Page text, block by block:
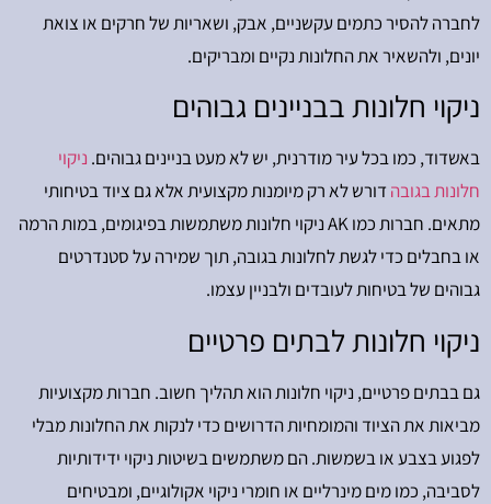
לחברה להסיר כתמים עקשניים, אבק, ושאריות של חרקים או צואת
יונים, ולהשאיר את החלונות נקיים ומבריקים.
ניקוי חלונות בבניינים גבוהים
באשדוד, כמו בכל עיר מודרנית, יש לא מעט בניינים גבוהים. ניקוי
חלונות בגובה דורש לא רק מיומנות מקצועית אלא גם ציוד בטיחותי
מתאים. חברות כמו AK ניקוי חלונות משתמשות בפיגומים, במות הרמה
או בחבלים כדי לגשת לחלונות בגובה, תוך שמירה על סטנדרטים
גבוהים של בטיחות לעובדים ולבניין עצמו.
ניקוי חלונות לבתים פרטיים
גם בבתים פרטיים, ניקוי חלונות הוא תהליך חשוב. חברות מקצועיות
מביאות את הציוד והמומחיות הדרושים כדי לנקות את החלונות מבלי
לפגוע בצבע או בשמשות. הם משתמשים בשיטות ניקוי ידידותיות
לסביבה, כמו מים מינרליים או חומרי ניקוי אקולוגיים, ומבטיחים